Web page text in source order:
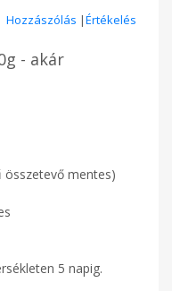
Hozzászólás |Értékelés
- akár
összetevő mentes)
5 napig.